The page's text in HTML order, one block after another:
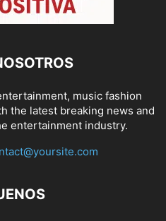
music fashion
the latest breaking news and
entertainment industry.